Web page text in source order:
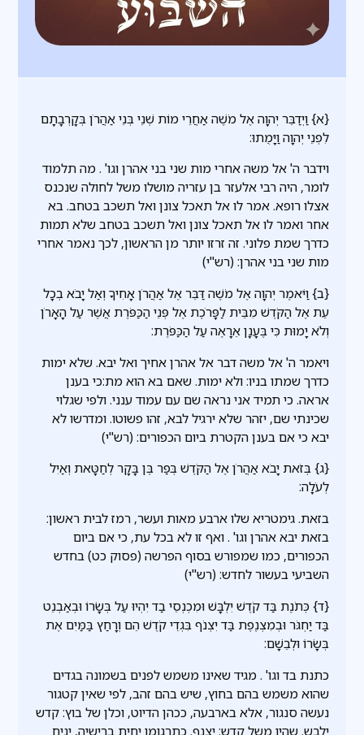
{א} וַיְדַבֵּר יְהוָה אֶל מֹשֶׁה אַחֲרֵי מוֹת שְׁנֵי בְּנֵי אַהֲרֹן בְּקָרְבָתָם
לִפְנֵי יְהוָה וַיָּמֻתוּ:
וידבר ה' אל משה אחרי מות שני בני אהרן וגו' . מה תלמוד
לומר, היה רבי אלעזר בן עזריה מושלו משל לחולה שנכנס
אצלו רופא. אמר לו אל תאכל צונן ואל תשכב בטחב. בא
אחר ואמר לו אל תאכל צונן ואל תשכב בטחב שלא תמות
כדרך שמת פלוני. זה זרזו יותר מן הראשון, לכך נאמר אחרי
מות שני בני אהרן: (רש"י)
{ב} וַיֹּאמֶר יְהוָה אֶל מֹשֶׁה דַּבֵּר אֶל אַהֲרֹן אָחִיךָ וְאַל יָבֹא בְכָל
עֵת אֶל הַקֹּדֶשׁ מִבֵּית לַפָּרֹכֶת אֶל פְּנֵי הַכַּפֹּרֶת אֲשֶׁר עַל הָאָרֹן
וְלֹא יָמוּת כִּי בֶּעָנָן אֵרָאֶה עַל הַכַּפֹּרֶת:
ויאמר ה' אל משה דבר אל אהרן אחיך ואל יבא. שלא ימות
כדרך שמתו בניו: ולא ימות. שאם בא הוא מת:כי בענן
אראה. כי תמיד אני נראה שם עם עמוד ענני. ולפי שגלוי
שכינתי שם, יזהר שלא ירגיל לבא, זהו פשוטו. ומדרשו לא
יבא כי אם בענן הקטרת ביום הכפורים: (רש"י)
{ג} בְּזֹאת יָבֹא אַהֲרֹן אֶל הַקֹּדֶשׁ בְּפַר בֶּן בָּקָר לְחַטָּאת וְאַיִל
לְעֹלָה:
בזאת. גימטריא שלו ארבע מאות ועשר, רמז לבית ראשון:
בזאת יבא אהרן וגו' . ואף זו לא בכל עת, כי אם ביום
הכפורים, כמו שמפורש בסוף הפרשה (פסוק כט) בחדש
השביעי בעשור לחדש: (רש"י)
{ד} כְּתֹנֶת בַּד קֹדֶשׁ יִלְבָּשׁ וּמִכְנְסֵי בַד יִהְיוּ עַל בְּשָׂרוֹ וּבְאַבְנֵט
בַּד יַחְגֹּר וּבְמִצְנֶפֶת בַּד יִצְנֹף בִּגְדֵי קֹדֶשׁ הֵם וְרָחַץ בַּמַּיִם אֶת
בְּשָׂרוֹ וּלְבֵשָׁם:
כתנת בד וגו' . מגיד שאינו משמש לפנים בשמונה בגדים
שהוא משמש בהם בחוץ, שיש בהם זהב, לפי שאין קטגור
נעשה סנגור, אלא בארבעה, ככהן הדיוט, וכלן של בוץ: קדש
ילבש. שהיו משל קדש: יצנף. כתרגומו יחית ברישיה, יניח